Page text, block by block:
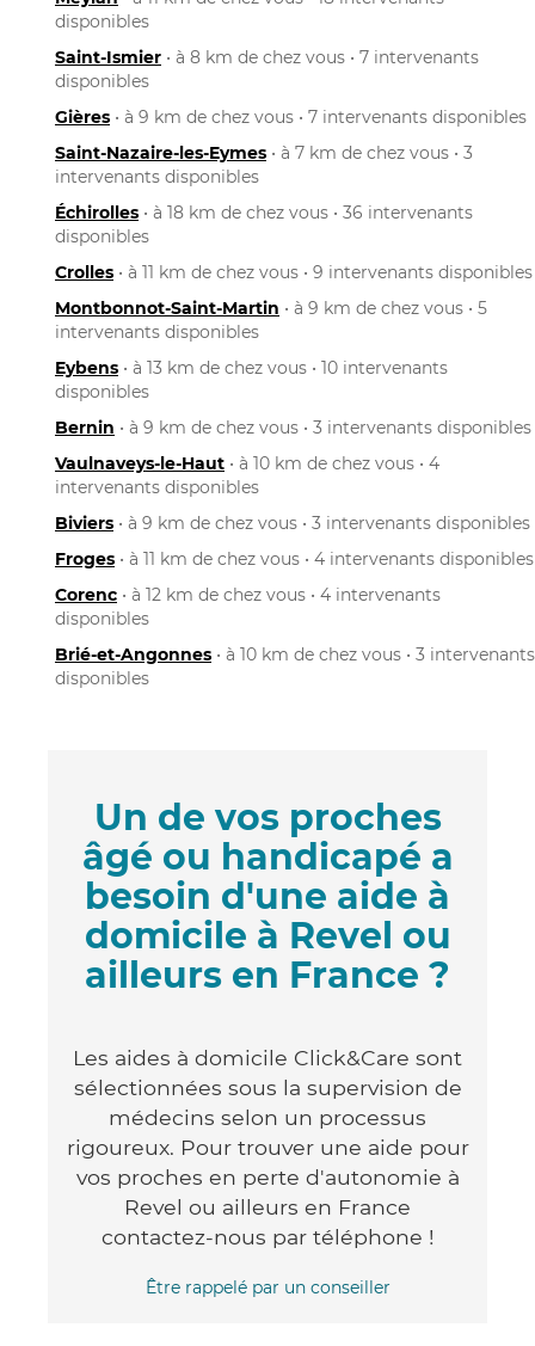
disponibles
Saint-Ismier • à 8 km de chez vous • 7 intervenants
disponibles
Gières • à 9 km de chez vous • 7 intervenants disponibles
Saint-Nazaire-les-Eymes • à 7 km de chez vous • 3
intervenants disponibles
Échirolles • à 18 km de chez vous • 36 intervenants
disponibles
Crolles • à 11 km de chez vous • 9 intervenants disponibles
Montbonnot-Saint-Martin • à 9 km de chez vous • 5
intervenants disponibles
Eybens • à 13 km de chez vous • 10 intervenants
disponibles
Bernin • à 9 km de chez vous • 3 intervenants disponibles
Vaulnaveys-le-Haut • à 10 km de chez vous • 4
intervenants disponibles
Biviers • à 9 km de chez vous • 3 intervenants disponibles
Froges • à 11 km de chez vous • 4 intervenants disponibles
Corenc • à 12 km de chez vous • 4 intervenants
disponibles
Brié-et-Angonnes • à 10 km de chez vous • 3 intervenants
disponibles
Un de vos proches
âgé ou handicapé a
besoin d'une aide à
domicile à Revel ou
ailleurs en France ?
Les aides à domicile Click&Care sont
sélectionnées sous la supervision de
médecins selon un processus
rigoureux. Pour trouver une aide pour
vos proches en perte d'autonomie à
Revel ou ailleurs en France
contactez-nous par téléphone !
Être rappelé par un conseiller